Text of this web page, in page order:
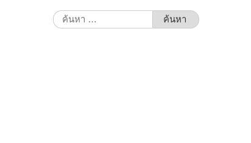
ค้นหา
สำหรับ: